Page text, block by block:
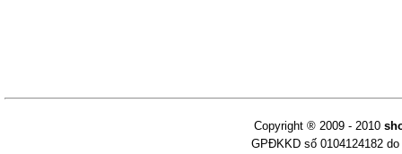
Copyright ® 2009 - 2010
GPĐKKD số 0104124182